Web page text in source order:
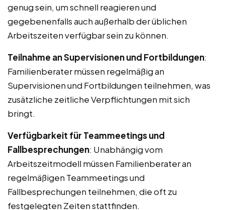
genug sein, um schnell reagieren und
gegebenenfalls auch außerhalb der üblichen
Arbeitszeiten verfügbar sein zu können.
Teilnahme an Supervisionen und Fortbildungen:
Familienberater müssen regelmäßig an
Supervisionen und Fortbildungen teilnehmen, was
zusätzliche zeitliche Verpflichtungen mit sich
bringt.
Verfügbarkeit für Teammeetings und
Fallbesprechungen: Unabhängig vom
Arbeitszeitmodell müssen Familienberater an
regelmäßigen Teammeetings und
Fallbesprechungen teilnehmen, die oft zu
festgelegten Zeiten stattfinden.